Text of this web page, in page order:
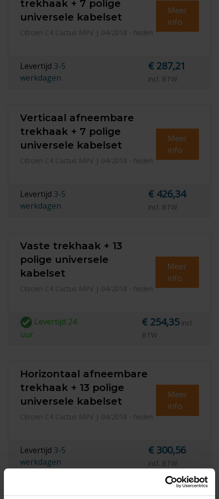
trekhaak + 7 polige
universele kabelset
Citroen C4 Cactus MPV | 04/2018 - heden
Meer
info
Levertijd 3-5
werkdagen
€ 287,21
incl. BTW
Verticaal afneembare
trekhaak + 7 polige
universele kabelset
Citroen C4 Cactus MPV | 04/2018 - heden
Meer
info
Levertijd 3-5
werkdagen
€ 426,34
incl. BTW
Vaste trekhaak + 13
polige universele
kabelset
Citroen C4 Cactus MPV | 04/2018 - heden
Meer
info
Levertijd 24
uur
€ 254,35 incl.
BTW
Horizontaal afneembare
trekhaak + 13 polige
universele kabelset
Citroen C4 Cactus MPV | 04/2018 - heden
Meer
info
Levertijd 3-5
werkdagen
€ 300,56
incl. BTW